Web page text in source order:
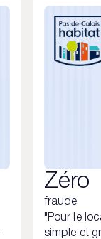
Zéro
fraude
"Pour le
simple et